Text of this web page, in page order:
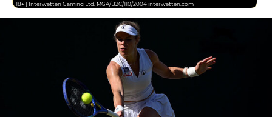
18+ | Interwetten Gaming Ltd. MGA/B2C/110/2004 interwetten.com